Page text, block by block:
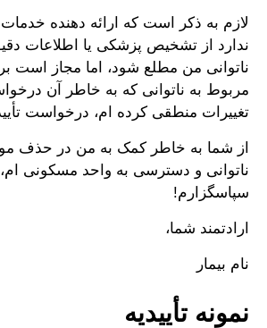
لازم به ذکر است که ارائه دهنده
ندارد از تشخیص پزشکی یا اطلاعات
ناتوانی من مطلع شود، اما مجاز است
مربوط به ناتوانی که به خاطر آن
تغییرات منطقی کرده ام، درخواست
از شما به خاطر کمک به من در حذف
ناتوانی و دسترسی به واحد مسکونی
سپاسگزارم!
ارادتمند شما،
نام بیمار
نمونه تأییدیه